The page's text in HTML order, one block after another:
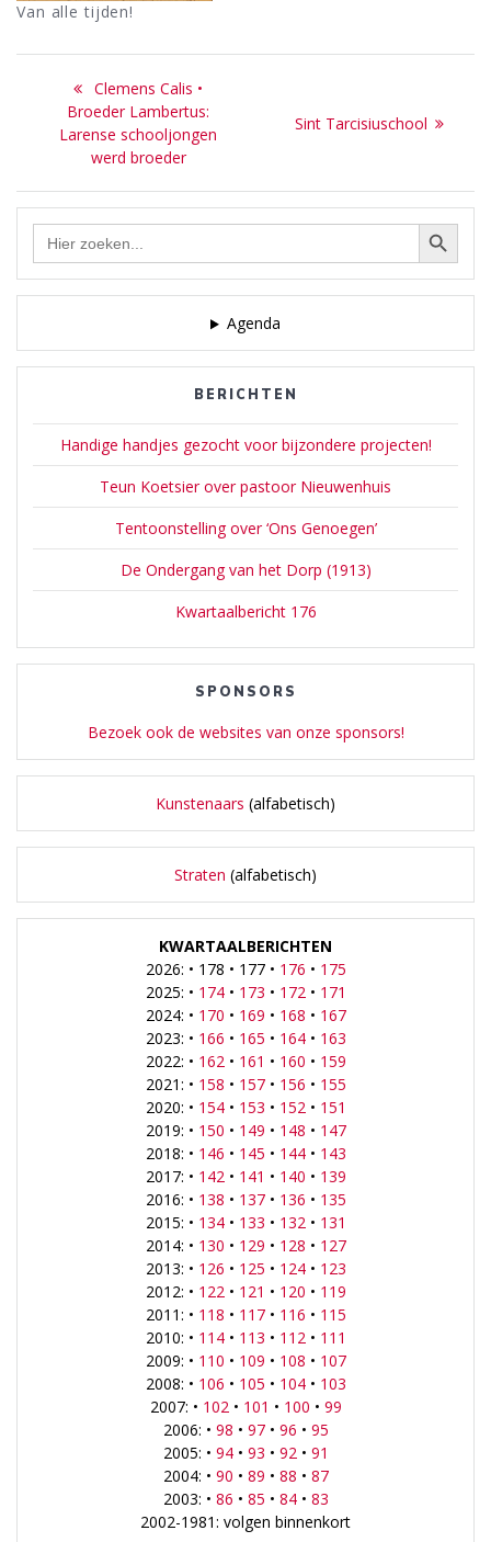
Van alle tijden!
Bericht
navigatie
Previous
post:
Clemens Calis •
Broeder Lambertus:
Larense schooljongen
werd broeder
Next
Sint Tarcisiuschool
Zoek Zoekknop
Agenda
BERICHTEN
Handige handjes gezocht voor bijzondere projecten!
Teun Koetsier over pastoor Nieuwenhuis
Tentoonstelling over ‘Ons Genoegen’
De Ondergang van het Dorp (1913)
Kwartaalbericht 176
SPONSORS
Bezoek ook de websites van onze sponsors!
Kunstenaars (alfabetisch)
Straten (alfabetisch)
KWARTAALBERICHTEN
2026: • 178 • 177 • 176 • 175
2025: • 174• 173 • 172• 171
2024: • 170 • 169 • 168 • 167
2023: • 166 • 165 • 164• 163
2022: • 162• 161 • 160 • 159
2021: • 158 • 157• 156 • 155
2020: • 154• 153 • 152• 151
2019: • 150 • 149 • 148 • 147
2018: • 146 • 145 • 144• 143
2017: • 142• 141 • 140 • 139
2016: • 138 • 137• 136 • 135
2015: • 134• 133 • 132• 131
2014: • 130 • 129 • 128 • 127
2013: • 126 • 125 • 124• 123
2012: • 122• 121 • 120 • 119
2011: • 118 • 117• 116 • 115
2010: • 114• 113 • 112• 111
2009: • 110 • 109 • 108 • 107
2008: • 106 • 105 • 104• 103
2007: • 102• 101 • 100 • 99
2006: • 98 • 97• 96 • 95
2005: • 94• 93 • 92• 91
2004: • 90 • 89 • 88 • 87
2003: • 86 • 85 • 84• 83
2002-1981: volgen binnenkort